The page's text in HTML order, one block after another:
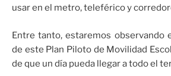
usar en el metro, teleférico y
Entre tanto, estaremos observando
de este Plan Piloto de Movilidad
de que un día pueda llegar a todo el